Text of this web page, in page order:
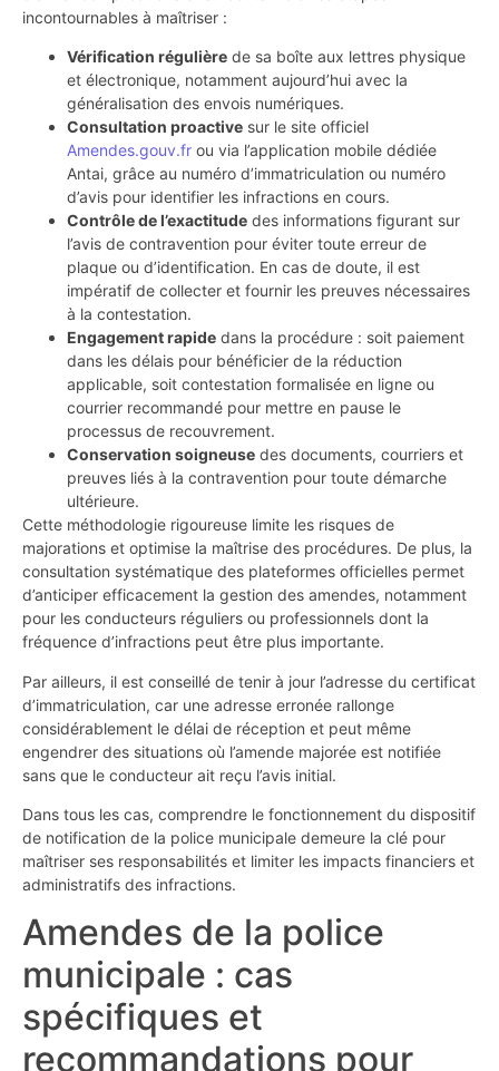
incontournables à maîtriser :
Vérification régulière de sa boîte aux lettres physique
et électronique, notamment aujourd’hui avec la
généralisation des envois numériques.
Consultation proactive sur le site officiel
Amendes.gouv.fr ou via l’application mobile dédiée
Antai, grâce au numéro d’immatriculation ou numéro
d’avis pour identifier les infractions en cours.
Contrôle de l’exactitude des informations figurant sur
l’avis de contravention pour éviter toute erreur de
plaque ou d’identification. En cas de doute, il est
impératif de collecter et fournir les preuves nécessaires
à la contestation.
Engagement rapide dans la procédure : soit paiement
dans les délais pour bénéficier de la réduction
applicable, soit contestation formalisée en ligne ou
courrier recommandé pour mettre en pause le
processus de recouvrement.
Conservation soigneuse des documents, courriers et
preuves liés à la contravention pour toute démarche
ultérieure.
Cette méthodologie rigoureuse limite les risques de
majorations et optimise la maîtrise des procédures. De plus, la
consultation systématique des plateformes officielles permet
d’anticiper efficacement la gestion des amendes, notamment
pour les conducteurs réguliers ou professionnels dont la
fréquence d’infractions peut être plus importante.
Par ailleurs, il est conseillé de tenir à jour l’adresse du certificat
d’immatriculation, car une adresse erronée rallonge
considérablement le délai de réception et peut même
engendrer des situations où l’amende majorée est notifiée
sans que le conducteur ait reçu l’avis initial.
Dans tous les cas, comprendre le fonctionnement du dispositif
de notification de la police municipale demeure la clé pour
maîtriser ses responsabilités et limiter les impacts financiers et
administratifs des infractions.
Amendes de la police
municipale : cas
spécifiques et
recommandations pour